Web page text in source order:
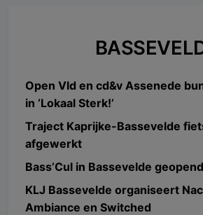
Open Vld en cd&v Assenede
in ‘Lokaal Sterk!’
Traject Kaprijke-Bassevelde
afgewerkt
Bass’Cul in Bassevelde geopend
KLJ Bassevelde organiseert
Ambiance en Switched